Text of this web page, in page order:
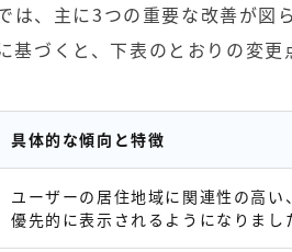
は、主に3つの重要な改善が図
基づくと、下表のとおりの変更
具体的な傾向と特徴
ユーザーの居住地域に関連性の高
優先的に表示されるようになりまし